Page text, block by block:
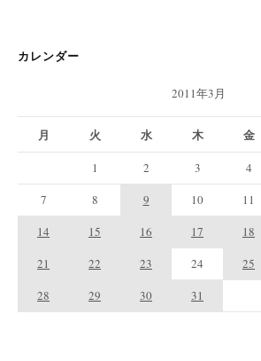
カレンダー
2011年3月
月 火 水 木 金
1 2 3 4
7
8 9 10 11
14
15 16 17 18
21
22 23 24 25
28
29 30 31